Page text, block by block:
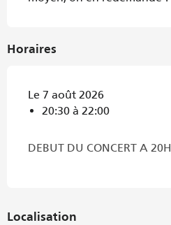
Horaires
Le 7 août 2026
20:30 à 22:00
DEBUT DU CONCERT A
Localisation